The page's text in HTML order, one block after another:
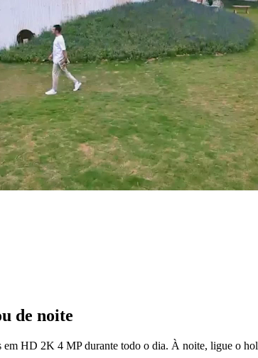
de noite
em HD 2K 4 MP durante todo o dia. À noite, ligue o